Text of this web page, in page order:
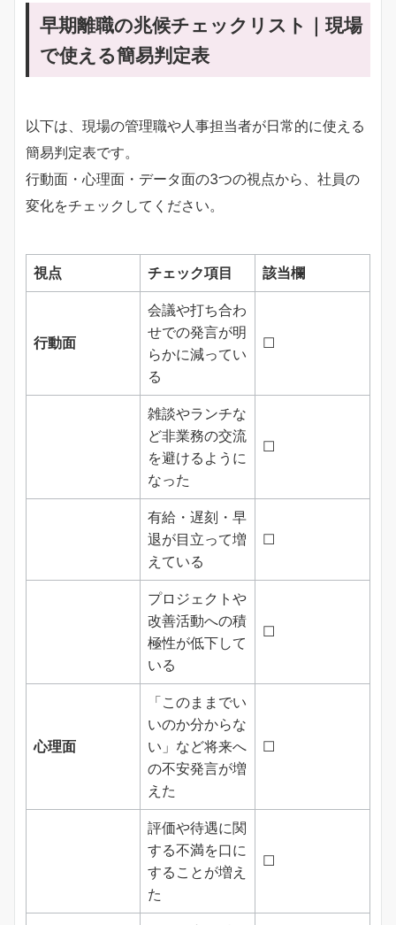
早期離職の兆候チェックリスト｜現場
で使える簡易判定表
以下は、現場の管理職や人事担当者が日常的に使える
簡易判定表です。
行動面・心理面・データ面の3つの視点から、社員の
変化をチェックしてください。
視点 チェック項目 該当欄
行動面
会議や打ち合わ
せでの発言が明
らかに減ってい
る
☐
雑談やランチな
ど非業務の交流
を避けるように
なった
☐
有給・遅刻・早
退が目立って増
えている
☐
プロジェクトや
改善活動への積
極性が低下して
いる
☐
心理面
「このままでい
いのか分からな
い」など将来へ
の不安発言が増
えた
☐
評価や待遇に関
する不満を口に
することが増え
た
☐